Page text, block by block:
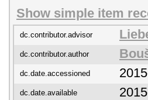
Show simple item
dc.contributor.advisor
dc.contributor.author
dc.date.accessioned
dc.date.available